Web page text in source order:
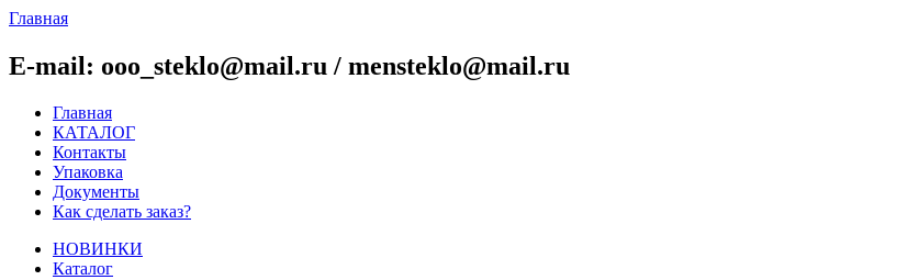
Главная
E-mail: ooo_steklo@mail.ru / mensteklo@mail.ru
Главная
КАТАЛОГ
Контакты
Упаковка
Документы
Как сделать заказ?
НОВИНКИ
Каталог